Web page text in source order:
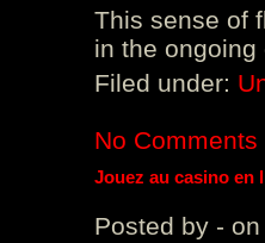
This sense of
in the ongoing
Filed under:
No Comments
Jouez au casino en
Posted by - on